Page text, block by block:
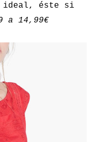
ideal, éste si
a 14,99€